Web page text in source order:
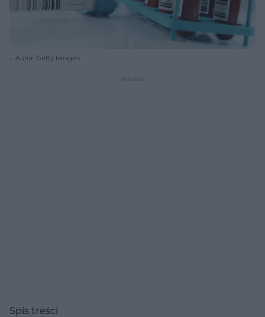
Autor: Getty Images
Spis treści